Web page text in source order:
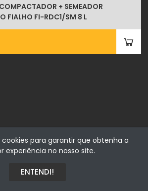
+ SEMEADOR
FIALHO FI-RDC1/SM 8 L
cookies para garantir que obtenha a
experiência no nosso site.
ENTENDI!